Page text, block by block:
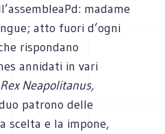
madame
atto fuori d’ogni
rispondano
annidati in vari
Rex Neapolitanus,
patrono delle
scelta e la impone,